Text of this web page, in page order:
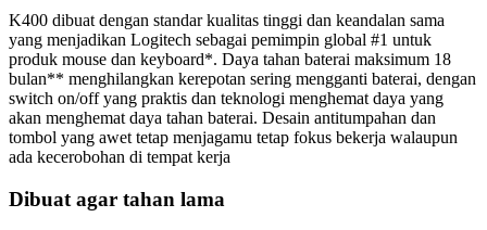
K400 dibuat dengan standar kualitas tinggi dan keandalan sama
yang menjadikan Logitech sebagai pemimpin global #1 untuk
produk mouse dan keyboard*. Daya tahan baterai maksimum 18
bulan** menghilangkan kerepotan sering mengganti baterai, dengan
switch on/off yang praktis dan teknologi menghemat daya yang
akan menghemat daya tahan baterai. Desain antitumpahan dan
tombol yang awet tetap menjagamu tetap fokus bekerja walaupun
ada kecerobohan di tempat kerja
Dibuat agar tahan lama